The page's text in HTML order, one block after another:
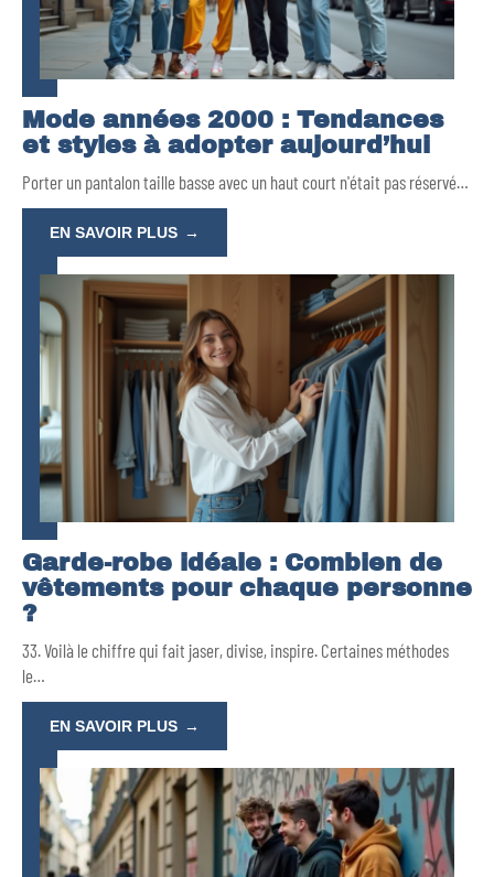
Mode années 2000 : Tendances
et styles à adopter aujourd’hui
Porter un pantalon taille basse avec un haut court n'était pas réservé…
EN SAVOIR PLUS
Garde-robe idéale : Combien de
vêtements pour chaque personne
?
33. Voilà le chiffre qui fait jaser, divise, inspire. Certaines méthodes
le…
EN SAVOIR PLUS